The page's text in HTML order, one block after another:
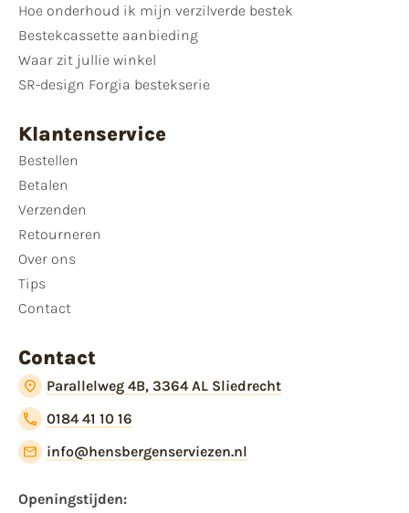
Hoe onderhoud ik mijn verzilverde bestek
Bestekcassette aanbieding
Waar zit jullie winkel
SR-design Forgia bestekserie
Klantenservice
Bestellen
Betalen
Verzenden
Retourneren
Over ons
Tips
Contact
Contact
Parallelweg 4B, 3364 AL Sliedrecht
0184 41 10 16
info@hensbergenserviezen.nl
Openingstijden: